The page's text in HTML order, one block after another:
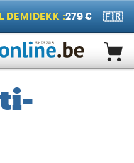
DEMIDEKK :279 € 🇫🇷